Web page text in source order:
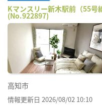
Kマンスリー新木駅前（55号
(No.922897)
高知市
情報更新日 2026/08/02 10:10